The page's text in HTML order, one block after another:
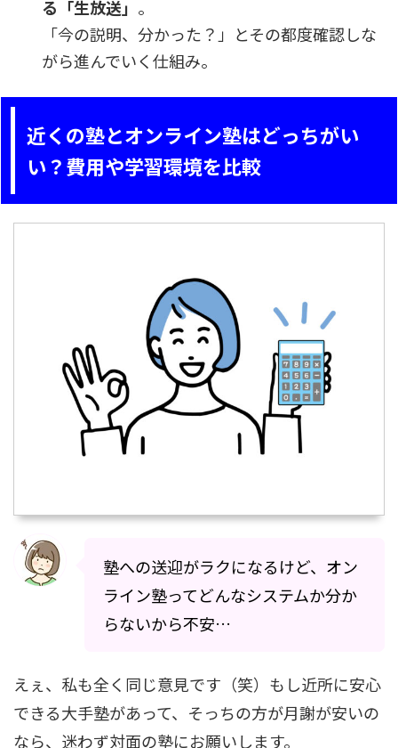
る「生放送」 。
「今の説明、分かった？」とその都度確認しな
がら進んでいく仕組み。
近くの塾とオンライン塾はどっちがい
い？費用や学習環境を比較
塾への送迎がラクになるけど、オン
ライン塾ってどんなシステムか分か
らないから不安…
えぇ、私も全く同じ意見です（笑）もし近所に安心
できる大手塾があって、そっちの方が月謝が安いの
なら、迷わず対面の塾にお願いします。